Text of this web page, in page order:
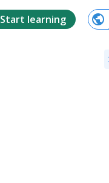
Start learning